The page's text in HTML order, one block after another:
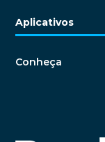
Aplicativos
Conheça